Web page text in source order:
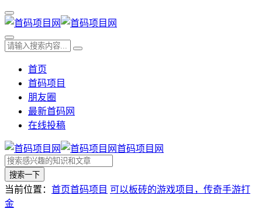
首页
首码项目
朋友圈
最新首码网
在线投稿
首码项目网
搜索一下
当前位置： 首页首码项目 可以板砖的游戏项目，传奇手游打
金